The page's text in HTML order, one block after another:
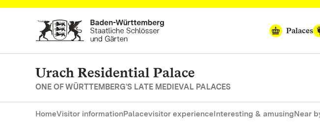
Navigate to main page
Palaces
Urach Residential Palace
ONE OF WÜRTTEMBERG'S LATE MEDIEVAL PALACES
HomeVisitor informationPalacevisitor experienceInteresting & amusingNear